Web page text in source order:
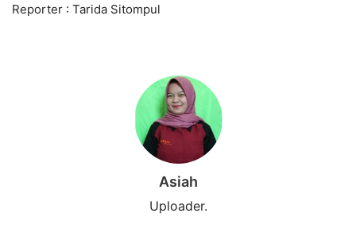
Reporter : Tarida Sitompul
Asiah
Uploader.